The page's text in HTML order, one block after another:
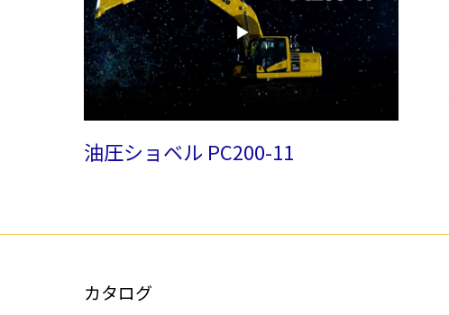
油圧ショベル PC200-11
カタログ